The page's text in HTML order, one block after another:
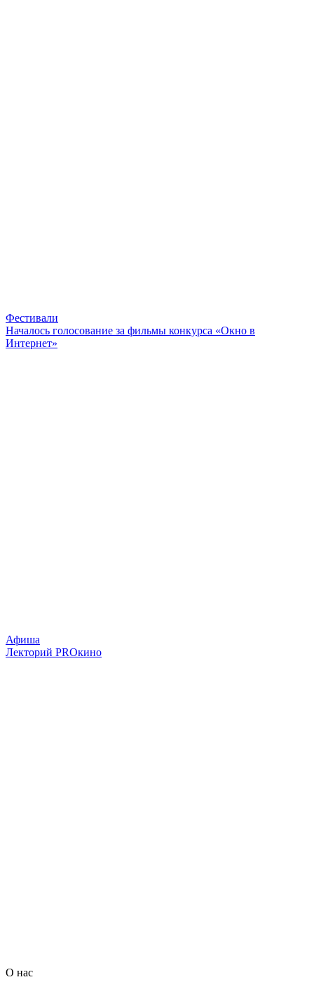
Фестивали
Началось голосование за фильмы конкурса «Окно в
Интернет»
Афиша
Лекторий PROкино
О нас